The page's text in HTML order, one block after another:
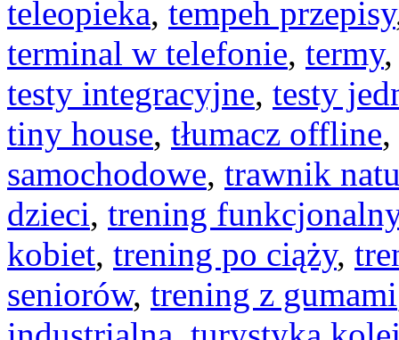
teleopieka, tempeh przepisy
terminal w telefonie, termy
testy integracyjne, testy
tiny house, tłumacz offline,
samochodowe, trawnik
dzieci, trening funkcjonalny
kobiet, trening po ciąży,
seniorów, trening z gumami